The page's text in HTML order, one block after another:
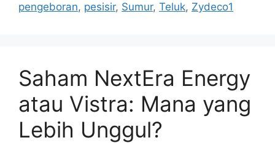
pengeboran, pesisir, Sumur, Teluk, Zydeco1
Saham NextEra Energy
atau Vistra: Mana yang
Lebih Unggul?